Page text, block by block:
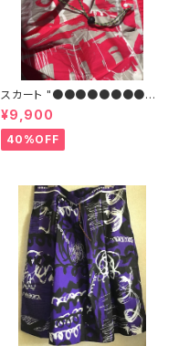
スカート "●●●●●●●●
●"R
¥9,900
40%OFF